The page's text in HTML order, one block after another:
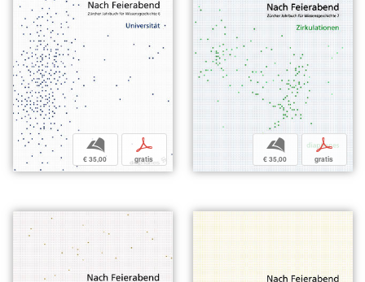
b
€ 35,00
p
gratis
b
€ 35,00
p
gratis